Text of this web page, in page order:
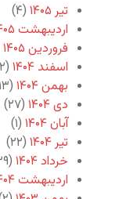
تیر ۱۴۰۵
(۴)
اردیبهشت ۱۴۰۵
فروردین ۱۴۰۵
اسفند ۱۴۰۴
(۱۲)
بهمن ۱۴۰۴
(۱۳)
دی ۱۴۰۴
(۲۷)
آبان ۱۴۰۴
(۱)
تیر ۱۴۰۴
(۲۲)
خرداد ۱۴۰۴
(۲۹)
اردیبهشت ۱۴۰۴